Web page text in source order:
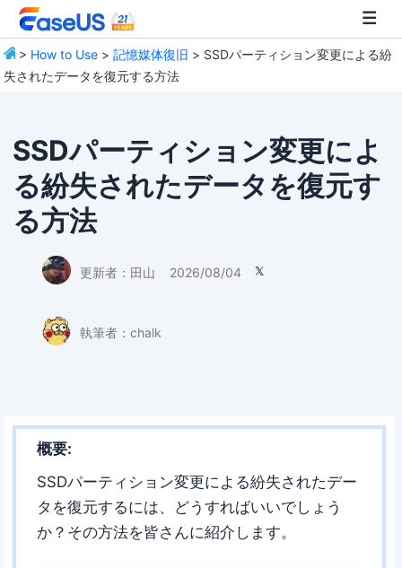
> How to Use >記憶媒体復旧 > SSDパーティション変更による紛
失されたデータを復元する方法
SSDパーティション変更によ
る紛失されたデータを復元す
る方法
更新者： 田山 2026/08/04 
執筆者： chalk
概要:
SSDパーティション変更による紛失されたデー
タを復元するには、どうすればいいでしょう
か？その方法を皆さんに紹介します。